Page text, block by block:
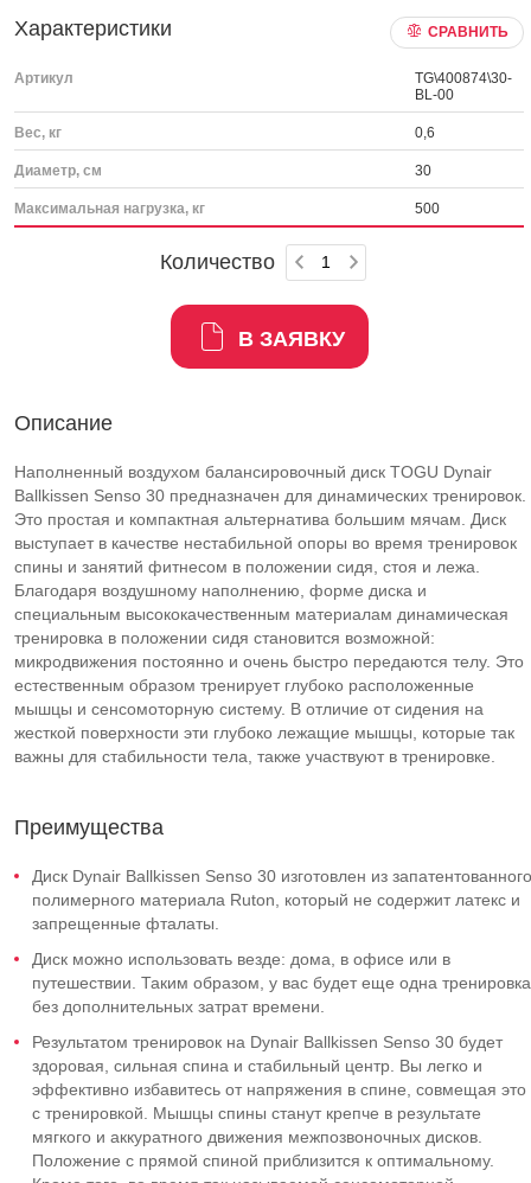
Характеристики СРАВНИТЬ
Артикул
TG\400874\30-
BL-00
Вес, кг 0,6
Диаметр, см 30
Максимальная нагрузка, кг 500
Количество
В ЗАЯВКУ
Описание
Наполненный воздухом балансировочный диск TOGU Dynair
Ballkissen Senso 30 предназначен для динамических тренировок.
Это простая и компактная альтернатива большим мячам. Диск
выступает в качестве нестабильной опоры во время тренировок
спины и занятий фитнесом в положении сидя, стоя и лежа.
Благодаря воздушному наполнению, форме диска и
специальным высококачественным материалам динамическая
тренировка в положении сидя становится возможной:
микродвижения постоянно и очень быстро передаются телу. Это
естественным образом тренирует глубоко расположенные
мышцы и сенсомоторную систему. В отличие от сидения на
жесткой поверхности эти глубоко лежащие мышцы, которые так
важны для стабильности тела, также участвуют в тренировке.
Преимущества
Диск Dynair Ballkissen Senso 30 изготовлен из запатентованного
полимерного материала Ruton, который не содержит латекс и
запрещенные фталаты.
Диск можно использовать везде: дома, в офисе или в
путешествии. Таким образом, у вас будет еще одна тренировка
без дополнительных затрат времени.
Результатом тренировок на Dynair Ballkissen Senso 30 будет
здоровая, сильная спина и стабильный центр. Вы легко и
эффективно избавитесь от напряжения в спине, совмещая это
с тренировкой. Мышцы спины станут крепче в результате
мягкого и аккуратного движения межпозвоночных дисков.
Положение с прямой спиной приблизится к оптимальному.